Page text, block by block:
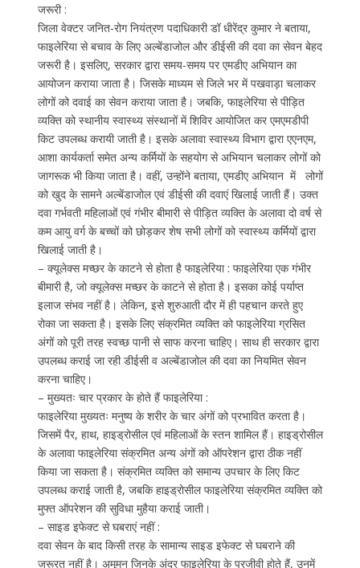
जरूरी :
जिला वेक्टर जनित-रोग नियंत्रण पदाधिकारी डॉ धीरेंद्र कुमार ने बताया,
फाइलेरिया से बचाव के लिए अल्बेंडाजोल और डीईसी की दवा का सेवन बेहद
जरूरी है। इसलिए, सरकार द्वारा समय-समय पर एमडीए अभियान का
आयोजन कराया जाता है। जिसके माध्यम से जिले भर में पखवाड़ा चलाकर
लोगों को दवाई का सेवन कराया जाता है। जबकि, फाइलेरिया से पीड़ित
व्यक्ति को स्थानीय स्वास्थ्य संस्थानों में शिविर आयोजित कर एमएमडीपी
किट उपलब्ध करायी जाती है। इसके अलावा स्वास्थ्य विभाग द्वारा एएनएम,
आशा कार्यकर्ता समेत अन्य कर्मियों के सहयोग से अभियान चलाकर लोगों को
जागरूक भी किया जाता है। वहीं, उन्होंने बताया, एमडीए अभियान में लोगों
को खुद के सामने अल्बेंडाजोल एवं डीईसी की दवाएं खिलाई जाती हैं। उक्त
दवा गर्भवती महिलाओं एवं गंभीर बीमारी से पीड़ित व्यक्ति के अलावा दो वर्ष से
कम आयु वर्ग के बच्चों को छोड़कर शेष सभी लोगों को स्वास्थ्य कर्मियों द्वारा
खिलाई जाती है।
– क्यूलेक्स मच्छर के काटने से होता है फाइलेरिया : फाइलेरिया एक गंभीर
बीमारी है, जो क्यूलेक्स मच्छर के काटने से होता है। इसका कोई पर्याप्त
इलाज संभव नहीं है। लेकिन, इसे शुरुआती दौर में ही पहचान करते हुए
रोका जा सकता है। इसके लिए संक्रमित व्यक्ति को फाइलेरिया ग्रसित
अंगों को पूरी तरह स्वच्छ पानी से साफ करना चाहिए। साथ ही सरकार द्वारा
उपलब्ध कराई जा रही डीईसी व अल्बेंडाजोल की दवा का नियमित सेवन
करना चाहिए।
– मुख्यतः चार प्रकार के होते हैं फाइलेरिया :
फाइलेरिया मुख्यतः मनुष्य के शरीर के चार अंगों को प्रभावित करता है।
जिसमें पैर, हाथ, हाइड्रोसील एवं महिलाओं के स्तन शामिल हैं। हाइड्रोसील
के अलावा फाइलेरिया संक्रमित अन्य अंगों को ऑपरेशन द्वारा ठीक नहीं
किया जा सकता है। संक्रमित व्यक्ति को समान्य उपचार के लिए किट
उपलब्ध कराई जाती है, जबकि हाइड्रोसील फाइलेरिया संक्रमित व्यक्ति को
मुफ्त ऑपरेशन की सुविधा मुहैया कराई जाती।
– साइड इफेक्ट से घबराएं नहीं :
दवा सेवन के बाद किसी तरह के सामान्य साइड इफेक्ट से घबराने की
जरूरत नहीं है। अमूमन जिनके अंदर फाइलेरिया के परजीवी होते हैं, उनमें